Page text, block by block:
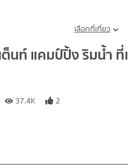
เลือกที่เที่ยว
ต็นท์ แคมป์ปิ้ง ริมน้ำ ที่
37.4K 2